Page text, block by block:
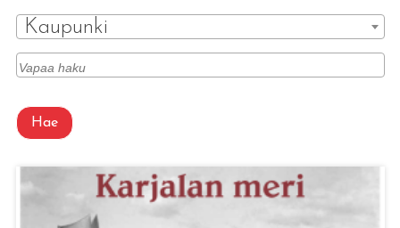
Kaupunki
Hae